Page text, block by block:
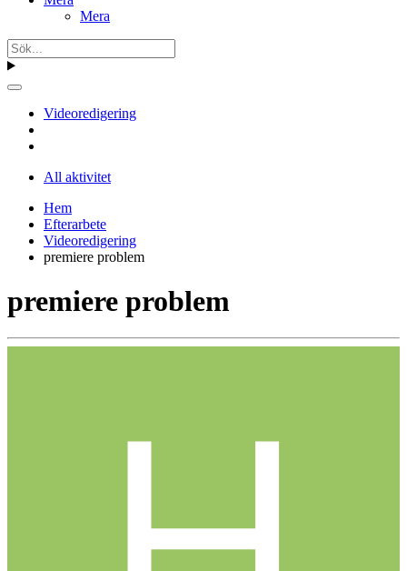
Mera
Videoredigering
All aktivitet
Hem
Efterarbete
Videoredigering
premiere problem
premiere problem